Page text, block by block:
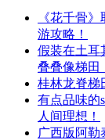
《花千骨
游攻略！
假装在土耳
叠叠像梯田
桂林龙脊梯
有点品味的
人间理想！
广西版阿勒